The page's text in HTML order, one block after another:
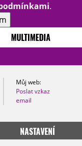
.
MULTIMEDIA
Můj web:
Poslat vzkaz
email
NASTAVENÍ